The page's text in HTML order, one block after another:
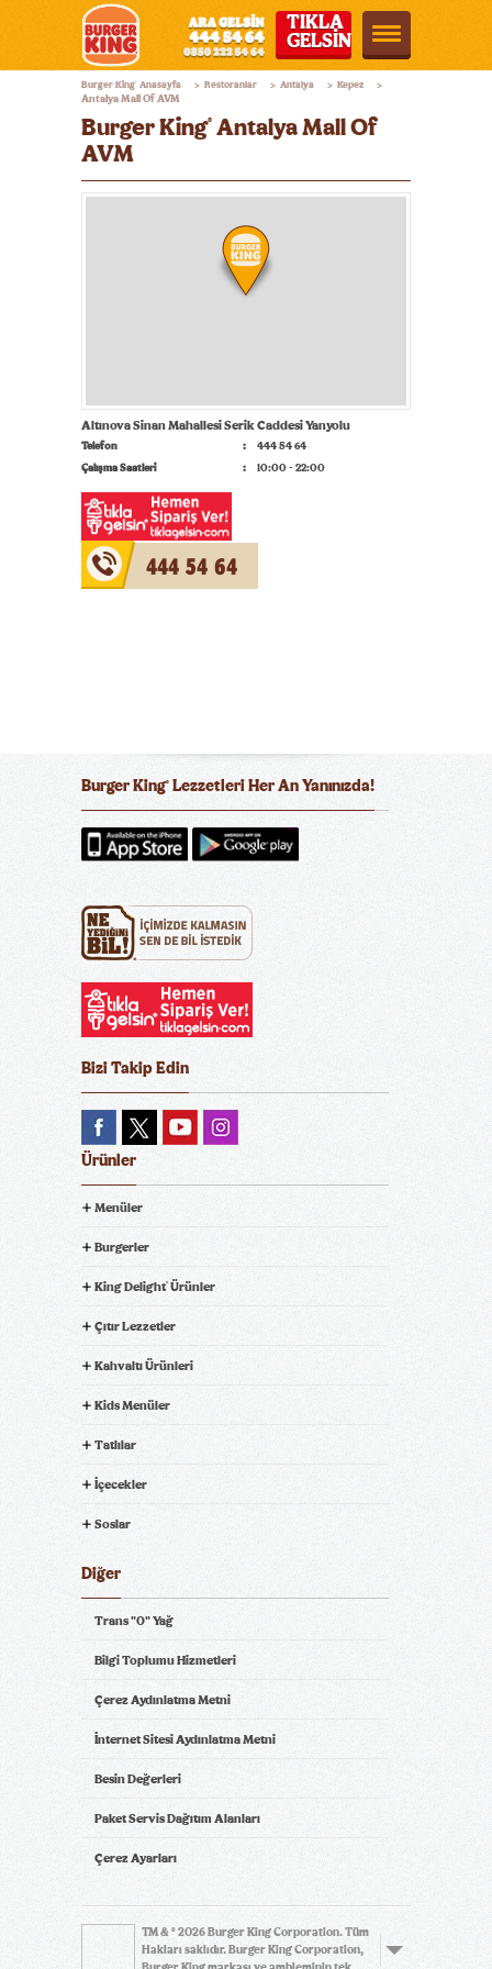
Burger
King®
Türkiye
TIKLA
GELSİN
Burger King® Anasayfa > Restoranlar > Antalya > Kepez >
Antalya Mall Of AVM
Burger King® Antalya Mall Of
AVM
Altınova Sinan Mahallesi Serik Caddesi Yanyolu
Telefon
444 54 64
Çalışma Saatleri
10:00 - 22:00
444 54 64
Burger King® Lezzetleri Her An Yanınızda!
Bizi Takip Edin
Ürünler
Menüler
Burgerler
King Delight® Ürünler
Çıtır Lezzetler
Kahvaltı Ürünleri
Kids Menüler
Tatlılar
İçecekler
Soslar
Diğer
Trans "0" Yağ
Bilgi Toplumu Hizmetleri
Çerez Aydınlatma Metni
İnternet Sitesi Aydınlatma Metni
Besin Değerleri
Paket Servis Dağıtım Alanları
Çerez Ayarları
TM & © 2026 Burger King Corporation. Tüm
Hakları saklıdır. Burger King Corporation,